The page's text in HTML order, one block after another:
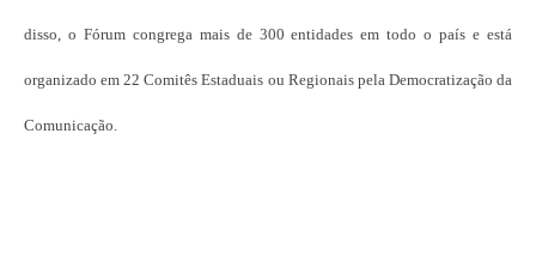
disso, o Fórum congrega mais de 300 entidades em todo o país e está
organizado em 22 Comitês Estaduais ou Regionais pela Democratização da
Comunicação.